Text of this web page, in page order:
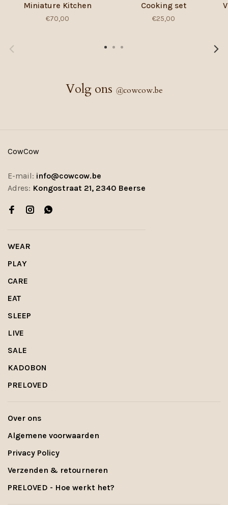
Miniature Kitchen
€70,00
Cooking set
€25,00
Volg ons @cowcow.be
CowCow
E-mail: info@cowcow.be
Adres: Kongostraat 21, 2340 Beerse
WEAR
PLAY
CARE
EAT
SLEEP
LIVE
SALE
KADOBON
PRELOVED
Over ons
Algemene voorwaarden
Privacy Policy
Verzenden & retourneren
PRELOVED - Hoe werkt het?